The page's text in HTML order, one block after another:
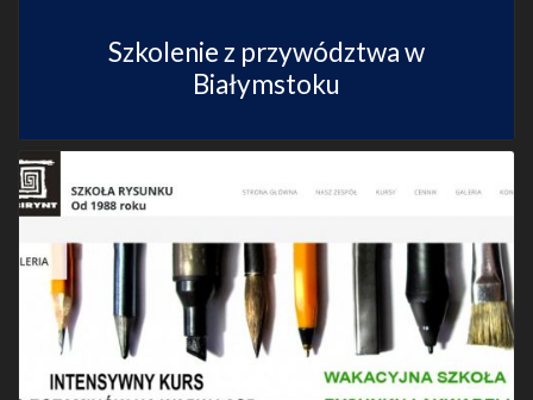
Szkolenie z przywództwa w
Białymstoku